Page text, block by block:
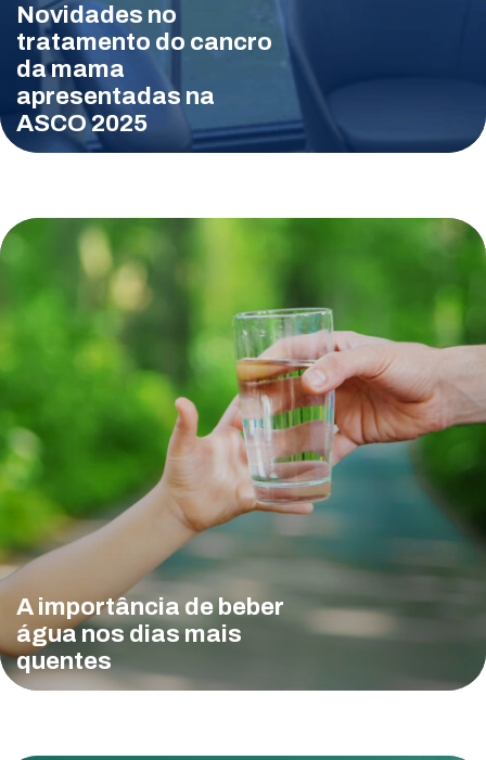
Novidades no
tratamento do cancro
da mama
apresentadas na
ASCO 2025
A importância de beber
água nos dias mais
quentes